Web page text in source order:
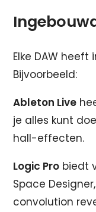
Elke DAW
Bijvoorbeeld:
Ableton Live
je alles kunt
hall-effecten.
Logic Pro biedt
Space
convolution